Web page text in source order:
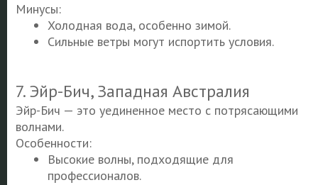
Минусы:
Холодная вода, особенно зимой.
Сильные ветры могут испортить условия.
7. Эйр-Бич, Западная Австралия
Эйр-Бич — это уединенное место с потрясающими
волнами.
Особенности:
Высокие волны, подходящие для
профессионалов.